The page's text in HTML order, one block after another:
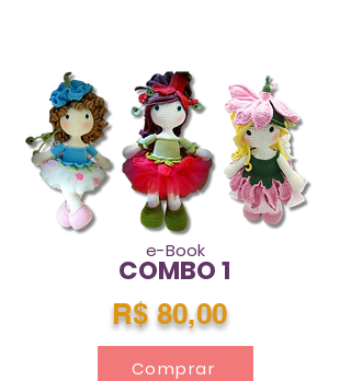
e-Book
COMBO 1
R$ 80,00
Comprar